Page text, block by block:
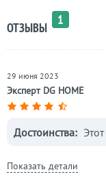
ОТЗЫВЫ
1
Эксперт DG HOME
29 июня 2023
Достоинства:
Показать детали